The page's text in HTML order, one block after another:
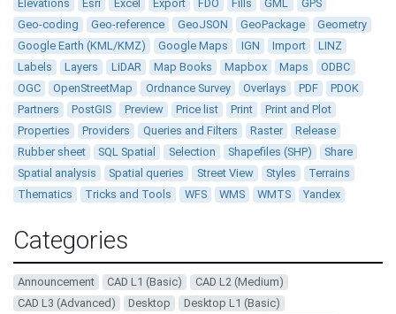
Elevations
Esri Excel Export FDO Fills GML
GPS
Geo-coding
Geo-reference GeoJSON GeoPackage
Geometry
Google Earth (KML/KMZ)
Google Maps IGN Import
LINZ
Labels
Layers LiDAR Map Books Mapbox Maps
ODBC
OGC
OpenStreetMap Ordnance Survey Overlays PDF
PDOK
Partners
PostGIS Preview Price list Print
Print and Plot
Properties
Providers Queries and Filters Raster
Release
Rubber sheet
SQL Spatial Selection Shapefiles (SHP)
Share
Spatial analysis
Spatial queries Street View Styles
Terrains
Thematics
Tricks and Tools WFS WMS WMTS Yandex
Categories
Announcement CAD L1 (Basic)
CAD L2 (Medium)
CAD L3 (Advanced)
Desktop
Desktop L1 (Basic)